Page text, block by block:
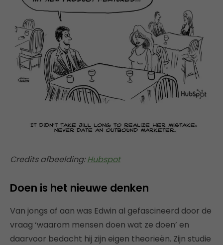
Credits afbeelding:Hubspot
Doen is het nieuwe denken
Van jongs af aan was Edwin al gefascineerd door de
vraag ‘waarom mensen doen wat ze doen’ en
daarvoor bedacht hij zijn eigen theorieën. Zijn studie